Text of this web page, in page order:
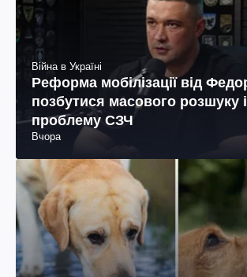
Війна в Україні
Реформа мобілізації від
позбутися масового розшуку
проблему СЗЧ
Вчора